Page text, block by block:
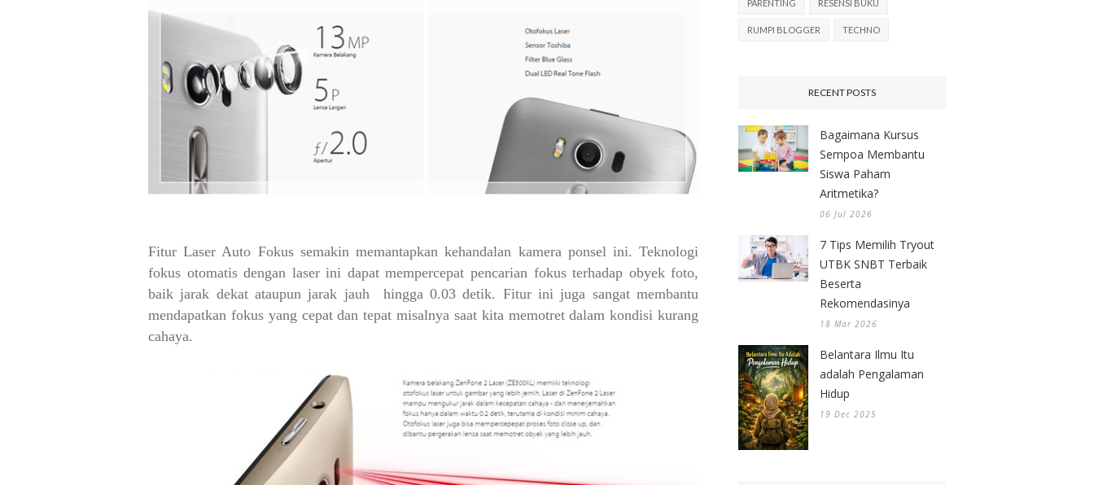
Fitur Laser Auto Fokus semakin memantapkan kehandalan kamera ponsel ini. Teknologi
fokus otomatis dengan laser ini dapat mempercepat pencarian fokus terhadap obyek foto,
baik jarak dekat ataupun jarak jauh hingga 0.03 detik. Fitur ini juga sangat membantu
mendapatkan fokus yang cepat dan tepat misalnya saat kita memotret dalam kondisi kurang
cahaya.
PARENTING RESENSI BUKU
RUMPI BLOGGER TECHNO
RECENT POSTS
Bagaimana Kursus
Sempoa Membantu
Siswa Paham
Aritmetika?
06 Jul 2026
7 Tips Memilih Tryout
UTBK SNBT Terbaik
Beserta
Rekomendasinya
18 Mar 2026
Belantara Ilmu Itu
adalah Pengalaman
Hidup
19 Dec 2025